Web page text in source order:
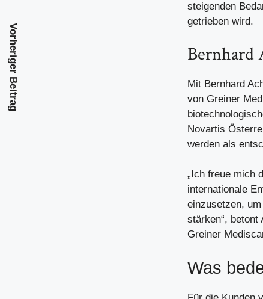
steigenden
getrieben wird.
Bernhard
Mit Bernhard
von Greiner
Novartis
werden als
„Ich freue mich
internationale
einzusetzen,
stärken“, betont
Greiner
Was
Vorheriger Beitrag